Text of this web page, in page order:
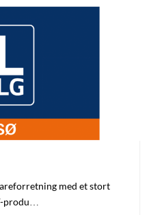
med et stort
produ…